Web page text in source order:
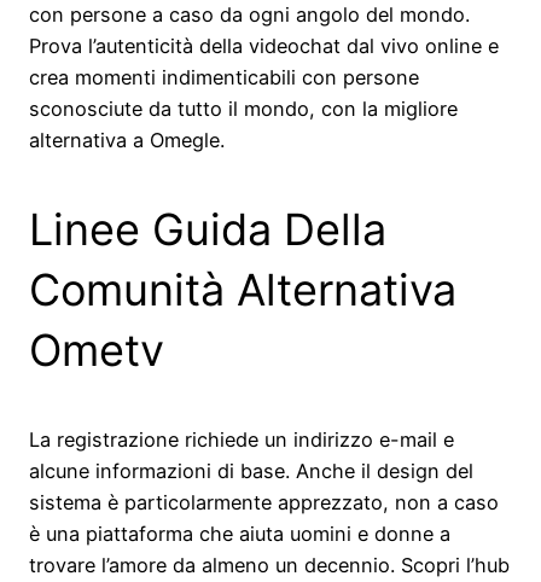
con persone a caso da ogni angolo del mondo.
Prova l’autenticità della videochat dal vivo online e
crea momenti indimenticabili con persone
sconosciute da tutto il mondo, con la migliore
alternativa a Omegle.
Linee Guida Della
Comunità Alternativa
Ometv
La registrazione richiede un indirizzo e-mail e
alcune informazioni di base. Anche il design del
sistema è particolarmente apprezzato, non a caso
è una piattaforma che aiuta uomini e donne a
trovare l’amore da almeno un decennio. Scopri l’hub